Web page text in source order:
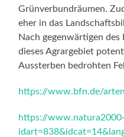
Grünverbundräumen.
eher in das
Nach gegenwärtigen des
dieses Agrargebiet
Aussterben bedrohten
https://www.bfn.de/
https://